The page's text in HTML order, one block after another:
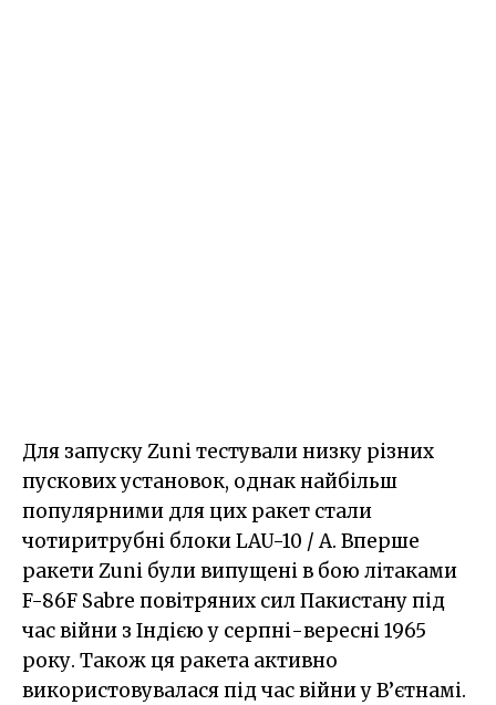
Для запуску Zuni тестували низку різних
пускових установок, однак найбільш
популярними для цих ракет стали
чотиритрубні блоки LAU-10 / A. Вперше
ракети Zuni були випущені в бою літаками
F-86F Sabre повітряних сил Пакистану під
час війни з Індією у серпні-вересні 1965
року. Також ця ракета активно
використовувалася під час війни у В’єтнамі.